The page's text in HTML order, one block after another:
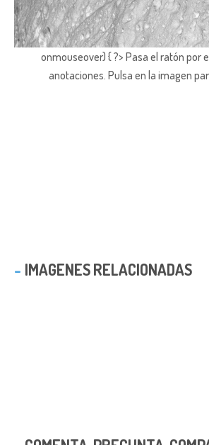
onmouseover) { ?> Pasa el ratón por
anotaciones. Pulsa en la imagen
IMAGENES RELACIONADAS